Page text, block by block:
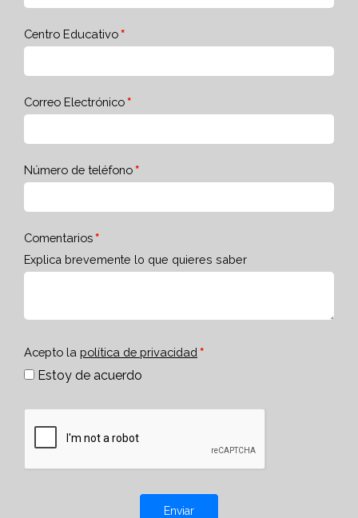
Centro Educativo
Correo Electrónico
Número de teléfono
Comentarios
Explica brevemente lo que quieres saber
Acepto la política de privacidad
Estoy de acuerdo
Enviar